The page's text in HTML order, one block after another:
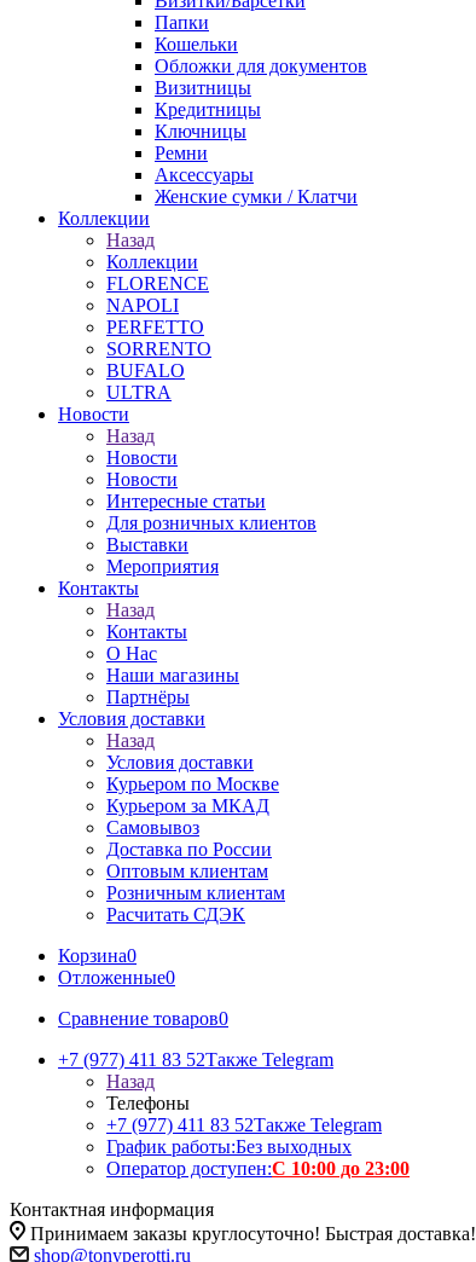
Папки
Кошельки
Обложки для документов
Визитницы
Кредитницы
Ключницы
Ремни
Аксессуары
Женские сумки / Клатчи
Коллекции
Назад
Коллекции
FLORENCE
NAPOLI
PERFETTO
SORRENTO
BUFALO
ULTRA
Новости
Назад
Новости
Новости
Интересные статьи
Для розничных клиентов
Выставки
Мероприятия
Контакты
Назад
Контакты
О Нас
Наши магазины
Партнёры
Условия доставки
Назад
Условия доставки
Курьером по Москве
Курьером за МКАД
Самовывоз
Доставка по России
Оптовым клиентам
Розничным клиентам
Расчитать СДЭК
Корзина0
Отложенные0
Сравнение товаров0
+7 (977) 411 83 52Также Telegram
Назад
Телефоны
+7 (977) 411 83 52Также Telegram
График работы:Без выходных
Оператор доступен:С 10:00 до 23:00
Контактная информация
Принимаем заказы круглосуточно! Быстрая доставка!
shop@tonyperotti.ru